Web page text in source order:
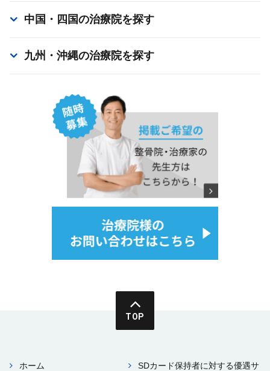
中国・四国の治療院を探す
九州・沖縄の治療院を探す
TOP
ホーム
SDカード保持者に対する優遇サ